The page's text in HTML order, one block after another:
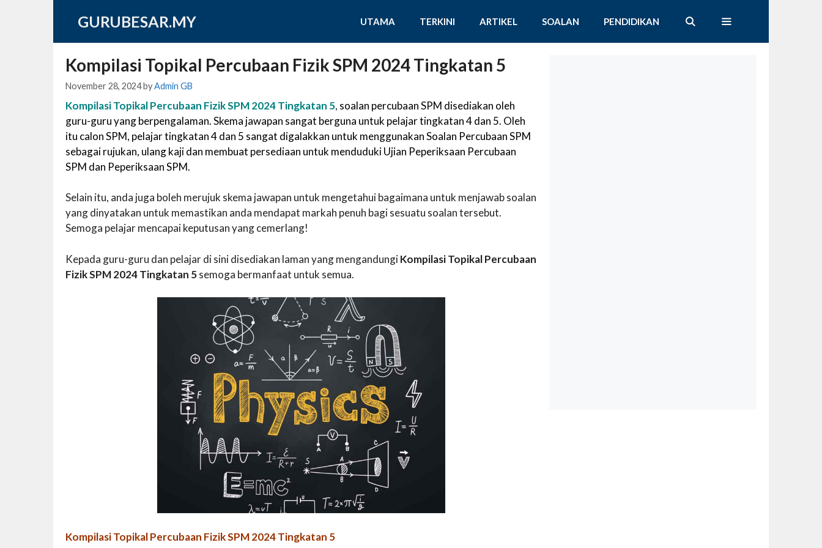
GURUBESAR.MY UTAMA TERKINI ARTIKEL SOALAN PENDIDIKAN
Kompilasi Topikal Percubaan Fizik SPM 2024 Tingkatan 5
November 28, 2024byAdmin GB
Kompilasi Topikal Percubaan Fizik SPM 2024 Tingkatan 5, soalan percubaan SPM disediakan oleh
guru-guru yang berpengalaman. Skema jawapan sangat berguna untuk pelajar tingkatan 4 dan 5. Oleh
itu calon SPM, pelajar tingkatan 4 dan 5 sangat digalakkan untuk menggunakan Soalan Percubaan SPM
sebagai rujukan, ulang kaji dan membuat persediaan untuk menduduki Ujian Peperiksaan Percubaan
SPM dan Peperiksaan SPM.
Selain itu, anda juga boleh merujuk skema jawapan untuk mengetahui bagaimana untuk menjawab soalan
yang dinyatakan untuk memastikan anda mendapat markah penuh bagi sesuatu soalan tersebut.
Semoga pelajar mencapai keputusan yang cemerlang!
Kepada guru-guru dan pelajar di sini disediakan laman yang mengandungiKompilasi Topikal Percubaan
Fizik SPM 2024 Tingkatan 5semoga bermanfaat untuk semua.
Kompilasi Topikal Percubaan Fizik SPM 2024 Tingkatan 5